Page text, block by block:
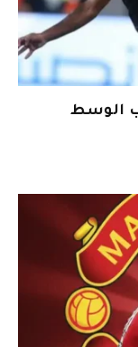
الوسط